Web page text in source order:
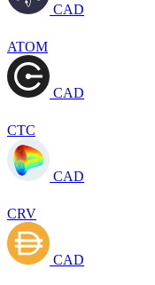
CAD
ATOM
CAD
CTC
CAD
CRV
CAD